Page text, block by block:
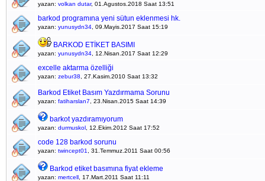
yazan: volkan dutar, 01.Agustos.2018 Saat 13:51
barkod programına yeni sütun eklenmesi hk.
yazan: yunusydn34 , 09.Mayis.2017 Saat 15:19
BARKOD ETİKET BASIMI
yazan: yunusydn34 , 12.Nisan.2017 Saat 12:29
excelle aktarma özelliği
yazan: zebur38 , 27.Kasim.2010 Saat 13:32
Barkod Etiket Basım Yazdırmama Sorunu
yazan: fatiharslan7 , 23.Nisan.2015 Saat 14:39
barkot yazdıramıyorum
yazan: durmuskol , 12.Ekim.2012 Saat 17:52
code 128 barkod sorunu
yazan: twincept01 , 31.Temmuz.2011 Saat 00:56
Barkod etiket basımına fiyat ekleme
yazan: mertcell , 17.Mart.2011 Saat 11:11